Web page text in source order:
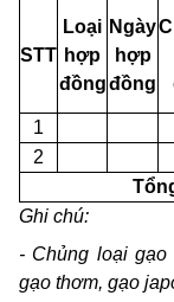
STT
Loại
hợp
đồng
Ngày
hợp
đồng
1
2
Ghi chú:
- Chủng loại gạo
gạo thơm, gạo